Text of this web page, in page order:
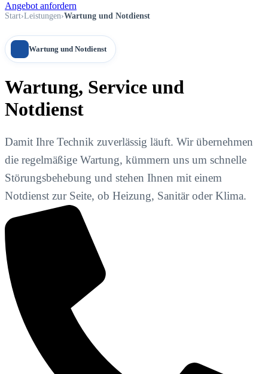
Angebot anfordern
Start›Leistungen›Wartung und Notdienst
Wartung und Notdienst
Wartung, Service und
Notdienst
Damit Ihre Technik zuverlässig läuft. Wir übernehmen
die regelmäßige Wartung, kümmern uns um schnelle
Störungsbehebung und stehen Ihnen mit einem
Notdienst zur Seite, ob Heizung, Sanitär oder Klima.